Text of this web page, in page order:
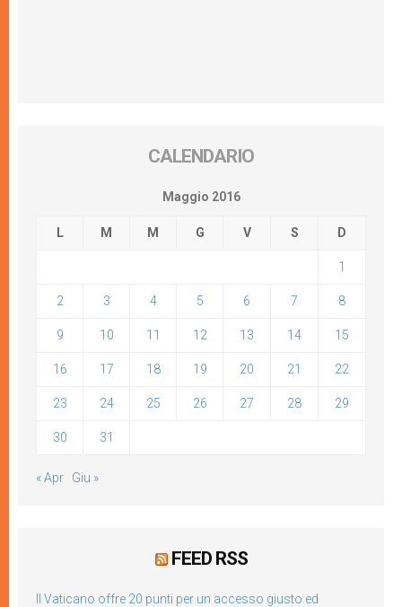
CALENDARIO
Maggio 2016
L M M G V S D
1
2 3 4 5 6 7 8
9 10 11 12 13 14 15
16 17 18 19 20 21 22
23 24 25 26 27 28 29
30 31
« Apr Giu »
FEED RSS
Il Vaticano offre 20 punti per un accesso giusto ed